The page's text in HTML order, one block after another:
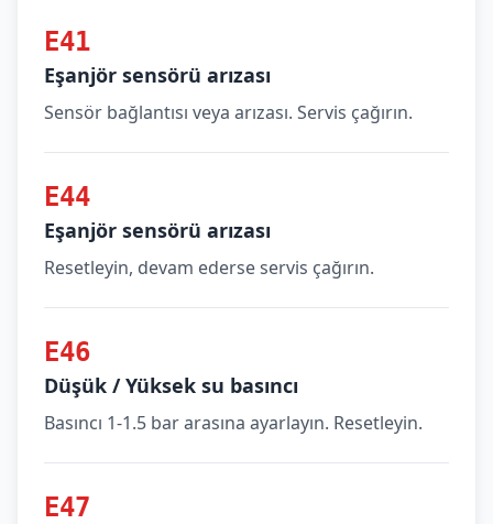
E41
Eşanjör sensörü arızası
Sensör bağlantısı veya arızası. Servis çağırın.
E44
Eşanjör sensörü arızası
Resetleyin, devam ederse servis çağırın.
E46
Düşük / Yüksek su basıncı
Basıncı 1-1.5 bar arasına ayarlayın. Resetleyin.
E47